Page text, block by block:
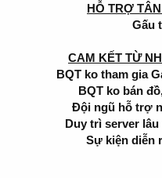
HỖ TRỢ
Gấu
CAM KẾT TỪ
BQT ko tham gia
BQT ko bán
Đội ngũ hỗ trợ
Duy trì server
Sự kiện diễn